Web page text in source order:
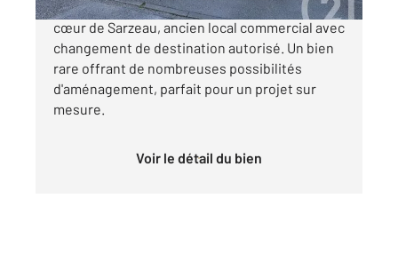
CENTRE DE SARZEAU : Idéalement situé au
cœur de Sarzeau, ancien local commercial avec
changement de destination autorisé. Un bien
rare offrant de nombreuses possibilités
d'aménagement, parfait pour un projet sur
mesure.
Voir le détail du bien